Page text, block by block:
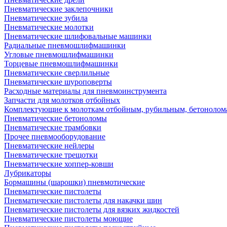
Пневматические заклепочники
Пневматические зубила
Пневматические молотки
Пневматические шлифовальные машинки
Радиальные пневмошлифмашинки
Угловые пневмошлифмашинки
Торцевые пневмошлифмашинки
Пневматические сверлильные
Пневматические шуроповерты
Расходные материалы для пневмоинструмента
Запчасти для молотков отбойных
Комплектующие к молоткам отбойным, рубильным,
Пневматические бетоноломы
Пневматические трамбовки
Прочее пневмооборудование
Пневматические нейлеры
Пневматические трещотки
Пневматические хоппер-ковши
Лубрикаторы
Бормашины (шарошки) пневмотические
Пневматические пистолеты
Пневматические пистолеты для накачки шин
Пневматические пистолеты для вязких жидкостей
Пневматические пистолеты моющие